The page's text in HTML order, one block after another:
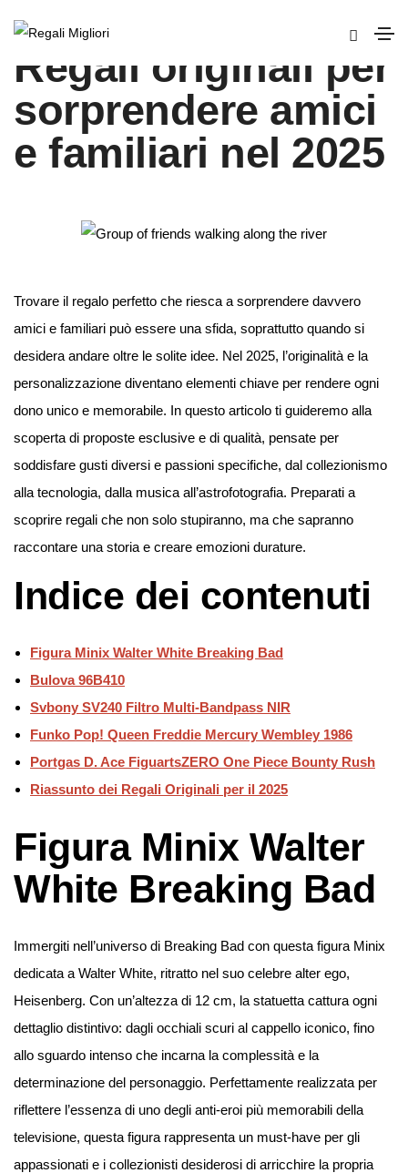
Regali originali per
sorprendere amici
e familiari nel 2025
Trovare il regalo perfetto che riesca a sorprendere davvero
amici e familiari può essere una sfida, soprattutto quando si
desidera andare oltre le solite idee. Nel 2025, l’originalità e la
personalizzazione diventano elementi chiave per rendere ogni
dono unico e memorabile. In questo articolo ti guideremo alla
scoperta di proposte esclusive e di qualità, pensate per
soddisfare gusti diversi e passioni specifiche, dal collezionismo
alla tecnologia, dalla musica all’astrofotografia. Preparati a
scoprire regali che non solo stupiranno, ma che sapranno
raccontare una storia e creare emozioni durature.
Indice dei contenuti
Figura Minix Walter White Breaking Bad
Bulova 96B410
Svbony SV240 Filtro Multi-Bandpass NIR
Funko Pop! Queen Freddie Mercury Wembley 1986
Portgas D. Ace FiguartsZERO One Piece Bounty Rush
Riassunto dei Regali Originali per il 2025
Figura Minix Walter
White Breaking Bad
Immergiti nell’universo di Breaking Bad con questa figura Minix
dedicata a Walter White, ritratto nel suo celebre alter ego,
Heisenberg. Con un’altezza di 12 cm, la statuetta cattura ogni
dettaglio distintivo: dagli occhiali scuri al cappello iconico, fino
allo sguardo intenso che incarna la complessità e la
determinazione del personaggio. Perfettamente realizzata per
riflettere l’essenza di uno degli anti-eroi più memorabili della
televisione, questa figura rappresenta un must-have per gli
appassionati e i collezionisti desiderosi di arricchire la propria